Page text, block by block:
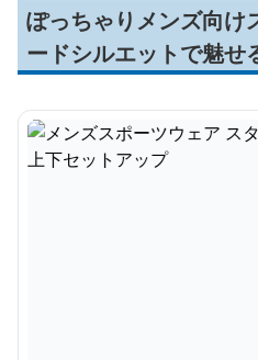
ぽっちゃりメンズ向け
ードシルエットで魅せ